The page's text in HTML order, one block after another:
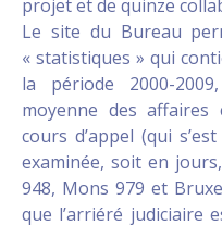
projet et de quinze
Le site du Bureau
« statistiques » qui
la période 2000-
moyenne des affaires
cours d’appel (qui
examinée, soit en
948, Mons 979 et
que l’arriéré judiciaire